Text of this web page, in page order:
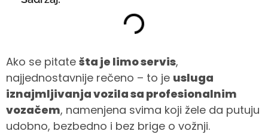
Ako se pitate šta je limo servis,
najjednostavnije rečeno – to je usluga
iznajmljivanja vozila sa profesionalnim
vozačem, namenjena svima koji žele da putuju
udobno, bezbedno i bez brige o vožnji.